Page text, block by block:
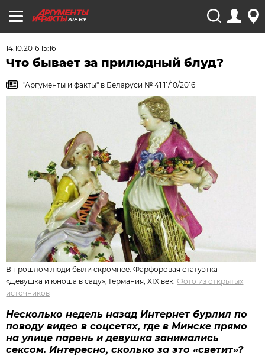
AIF.BY
14.10.2016 15:16
Что бывает за прилюдный блуд?
"Аргументы и факты" в Беларуси № 41 11/10/2016
В прошлом люди были скромнее. Фарфоровая статуэтка
«Девушка и юноша в саду», Германия, XIX век. Фото из открытых
источников
Несколько недель назад Интернет бурлил по
поводу видео в соцсетях, где в Минске прямо
на улице парень и девушка занимались
сексом. Интересно, сколько за это «светит»?